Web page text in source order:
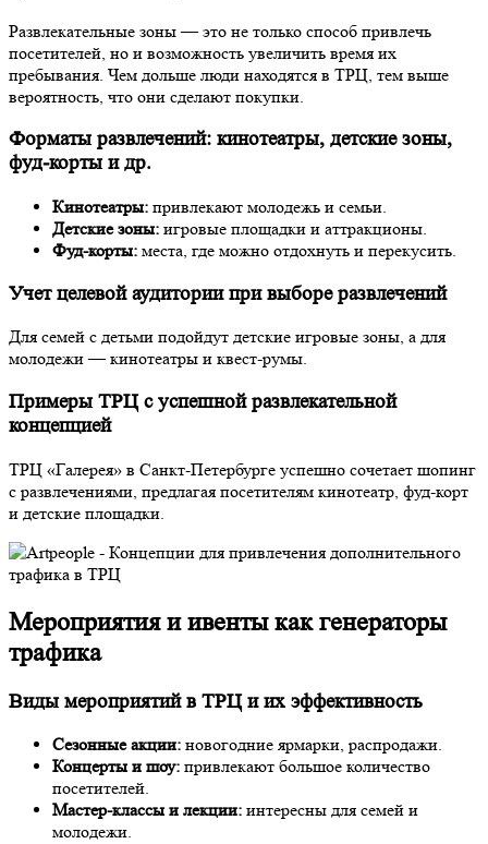
Развлекательные зоны — это не только способ привлечь
посетителей, но и возможность увеличить время их
пребывания. Чем дольше люди находятся в ТРЦ, тем выше
вероятность, что они сделают покупки.
Форматы развлечений: кинотеатры, детские зоны,
фуд-корты и др.
Кинотеатры: привлекают молодежь и семьи.
Детские зоны: игровые площадки и аттракционы.
Фуд-корты: места, где можно отдохнуть и перекусить.
Учет целевой аудитории при выборе развлечений
Для семей с детьми подойдут детские игровые зоны, а для
молодежи — кинотеатры и квест-румы.
Примеры ТРЦ с успешной развлекательной
концепцией
ТРЦ «Галерея» в Санкт-Петербурге успешно сочетает шопинг
с развлечениями, предлагая посетителям кинотеатр, фуд-корт
и детские площадки.
Мероприятия и ивенты как генераторы
трафика
Виды мероприятий в ТРЦ и их эффективность
Сезонные акции: новогодние ярмарки, распродажи.
Концерты и шоу: привлекают большое количество
посетителей.
Мастер-классы и лекции: интересны для семей и
молодежи.